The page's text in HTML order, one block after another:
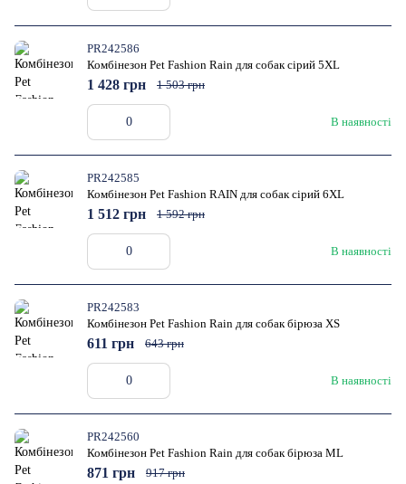
PR242586
Комбінезон Pet Fashion Rain для собак сірий 5XL
В наявності
1 428 грн 1 503 грн
PR242585
Комбінезон Pet Fashion RAIN для собак сірий 6XL
В наявності
1 512 грн 1 592 грн
PR242583
Комбінезон Pet Fashion Rain для собак бірюза XS
В наявності
611 грн 643 грн
PR242560
Комбінезон Pet Fashion Rain для собак бірюза ML
871 грн 917 грн